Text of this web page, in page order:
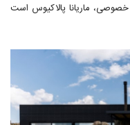
خصوصی، ماریانا پالاکیوس است